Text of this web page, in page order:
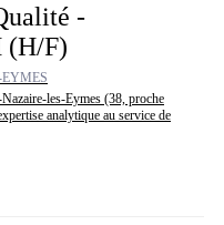
-
(H/F)
les-Eymes (38, proche
analytique au service de